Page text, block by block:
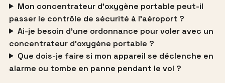
Mon concentrateur d’oxygène portable peut-il
passer le contrôle de sécurité à l’aéroport ?
Ai-je besoin d’une ordonnance pour voler avec un
concentrateur d’oxygène portable ?
Que dois-je faire si mon appareil se déclenche en
alarme ou tombe en panne pendant le vol ?